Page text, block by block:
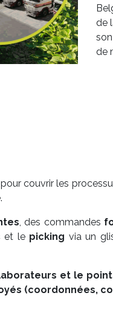
de
de
pour couvrir les
, des commandes
et le picking via un
et le
(coordonnées,